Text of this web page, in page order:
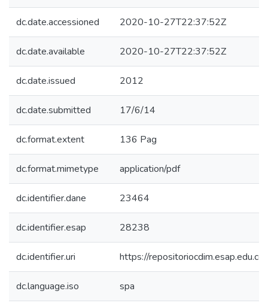
dc.date.accessioned 2020-10-27T22:37:52Z
dc.date.available 2020-10-27T22:37:52Z
dc.date.issued 2012
dc.date.submitted 17/6/14
dc.format.extent 136 Pag
dc.format.mimetype application/pdf
dc.identifier.dane 23464
dc.identifier.esap 28238
dc.identifier.uri https://
dc.language.iso spa